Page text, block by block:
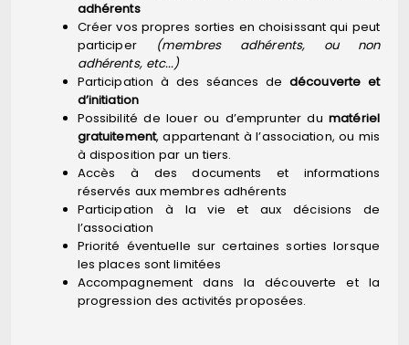
adhérents
Créer vos propres sorties en choisissant qui peut
participer
(membres adhérents, ou non
adhérents, etc...)
Participation à des séances dedécouverte et
d’initiation
Possibilité de louer ou d’emprunter dumatériel
gratuitement, appartenant à l’association, ou mis
à disposition par un tiers.
Accès à des documents et informations
réservés aux membres adhérents
Participation à la vie et aux décisions de
l’association
Priorité éventuelle sur certaines sorties lorsque
les places sont limitées
Accompagnement dans la découverte et la
progression des activités proposées.